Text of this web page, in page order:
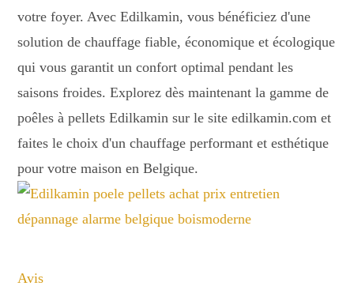
votre foyer. Avec Edilkamin, vous bénéficiez d'une
solution de chauffage fiable, économique et écologique
qui vous garantit un confort optimal pendant les
saisons froides. Explorez dès maintenant la gamme de
poêles à pellets Edilkamin sur le site edilkamin.com et
faites le choix d'un chauffage performant et esthétique
pour votre maison en Belgique.
Avis